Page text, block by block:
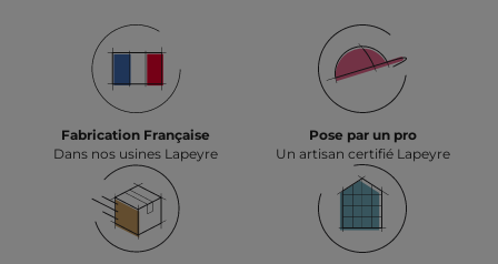
Fabrication Française
Dans nos usines Lapeyre
Pose par un pro
Un artisan certifié Lapeyre